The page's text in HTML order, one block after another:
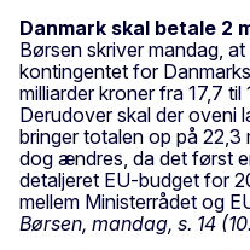
Danmark skal betale 2
Børsen skriver mandag,
kontingentet for
milliarder kroner fra 17,7 til
Derudover skal der
bringer totalen op på 22,3
dog ændres, da det først
detaljeret EU-budget for
mellem Ministerrådet og
Børsen, mandag, s. 14